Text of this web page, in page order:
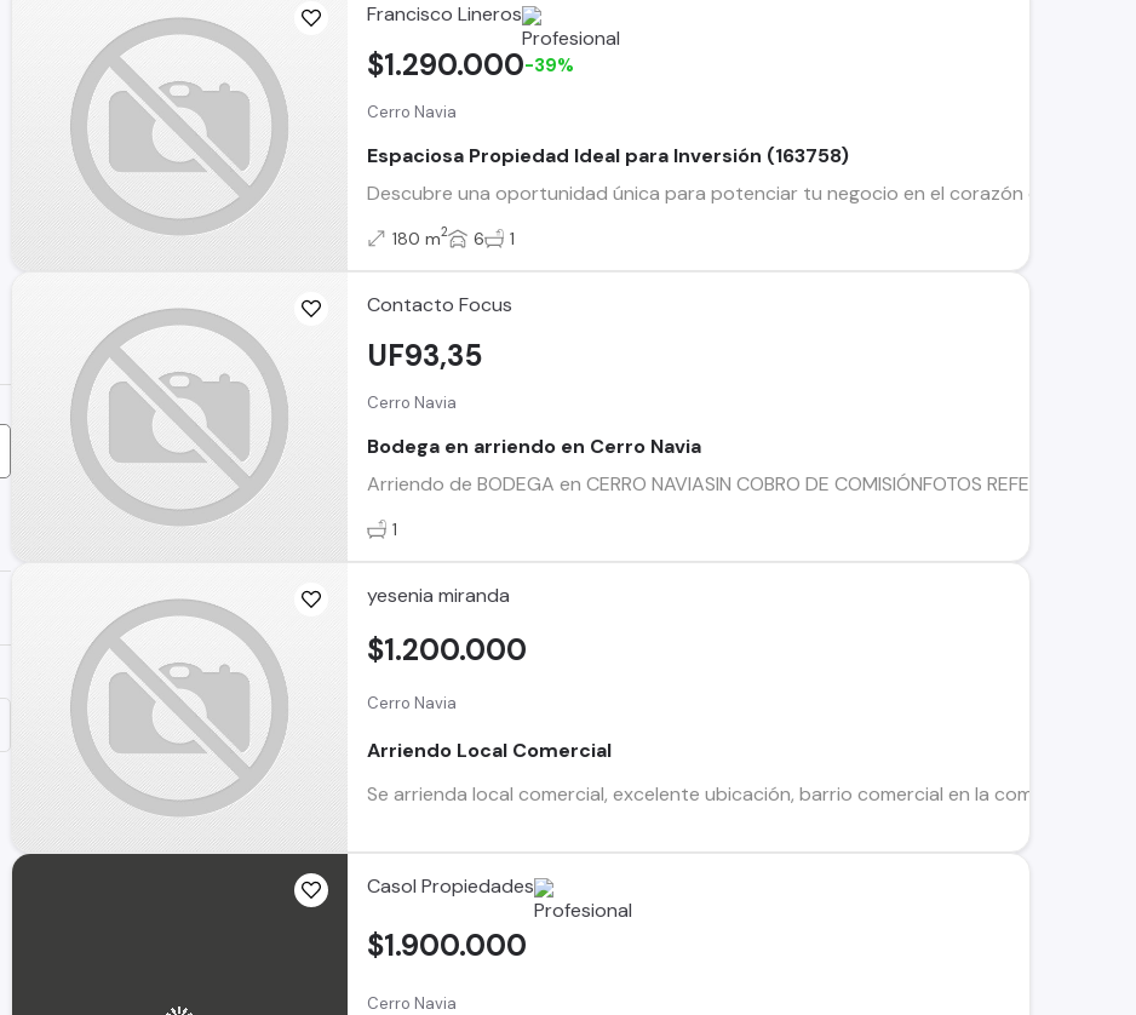
Francisco Lineros
Cerro Navia
Espaciosa Propiedad Ideal para Inversión (163758)
Descubre una oportunidad única para potenciar tu negocio en el corazón de Cerro
$1.290.000-39%
180 m2 6 1
Contacto Focus
Cerro Navia
Bodega en arriendo en Cerro Navia
Arriendo de BODEGA en CERRO NAVIASIN COBRO DE COMISIÓNFOTOS
UF93,35
1
yesenia miranda
Cerro Navia
Arriendo Local Comercial
Se arrienda local comercial, excelente ubicación, barrio comercial en la comuna de
$1.200.000
Casol Propiedades
Cerro Navia
$1.900.000